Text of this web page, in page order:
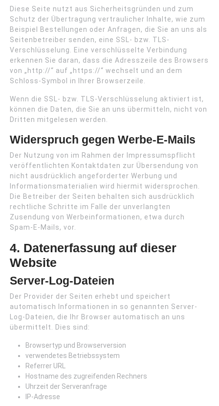
Diese Seite nutzt aus Sicherheitsgründen und zum
Schutz der Übertragung vertraulicher Inhalte, wie zum
Beispiel Bestellungen oder Anfragen, die Sie an uns als
Seitenbetreiber senden, eine SSL- bzw. TLS-
Verschlüsselung. Eine verschlüsselte Verbindung
erkennen Sie daran, dass die Adresszeile des Browsers
von „http://“ auf „https://“ wechselt und an dem
Schloss-Symbol in Ihrer Browserzeile.
Wenn die SSL- bzw. TLS-Verschlüsselung aktiviert ist,
können die Daten, die Sie an uns übermitteln, nicht von
Dritten mitgelesen werden.
Widerspruch gegen Werbe-E-Mails
Der Nutzung von im Rahmen der Impressumspflicht
veröffentlichten Kontaktdaten zur Übersendung von
nicht ausdrücklich angeforderter Werbung und
Informationsmaterialien wird hiermit widersprochen.
Die Betreiber der Seiten behalten sich ausdrücklich
rechtliche Schritte im Falle der unverlangten
Zusendung von Werbeinformationen, etwa durch
Spam-E-Mails, vor.
4. Datenerfassung auf dieser
Website
Server-Log-Dateien
Der Provider der Seiten erhebt und speichert
automatisch Informationen in so genannten Server-
Log-Dateien, die Ihr Browser automatisch an uns
übermittelt. Dies sind:
Browsertyp und Browserversion
verwendetes Betriebssystem
Referrer URL
Hostname des zugreifenden Rechners
Uhrzeit der Serveranfrage
IP-Adresse